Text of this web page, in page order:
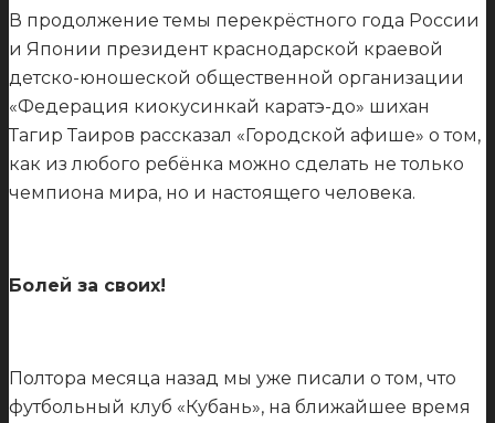
В продолжение темы перекрёстного года России
и Японии президент краснодарской краевой
детско-юношеской общественной организации
«Федерация киокусинкай каратэ-до» шихан
Тагир Таиров рассказал «Городской афише» о том,
как из любого ребёнка можно сделать не только
чемпиона мира, но и настоящего человека.
Болей за своих!
Полтора месяца назад мы уже писали о том, что
футбольный клуб «Кубань», на ближайшее время